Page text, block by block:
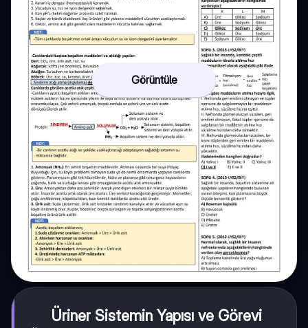
Görüntüle
Üriner Sistemin Yapısı ve Görevi